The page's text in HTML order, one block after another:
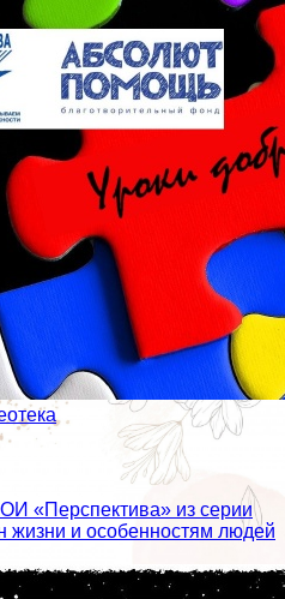
«Перспектива» из серии
жизни и особенностям людей